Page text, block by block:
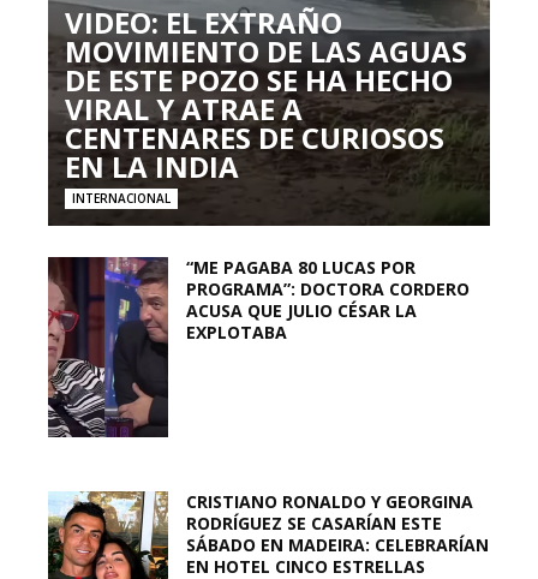
VIDEO: EL EXTRAÑO
MOVIMIENTO DE LAS AGUAS
DE ESTE POZO SE HA HECHO
VIRAL Y ATRAE A
CENTENARES DE CURIOSOS
EN LA INDIA
INTERNACIONAL
“ME PAGABA 80 LUCAS POR
PROGRAMA”: DOCTORA CORDERO
ACUSA QUE JULIO CÉSAR LA
EXPLOTABA
CRISTIANO RONALDO Y GEORGINA
RODRÍGUEZ SE CASARÍAN ESTE
SÁBADO EN MADEIRA: CELEBRARÍAN
EN HOTEL CINCO ESTRELLAS